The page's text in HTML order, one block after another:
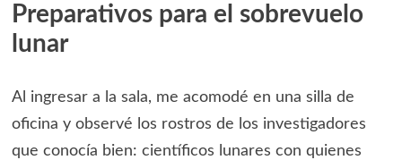
Preparativos para el sobrevuelo
lunar
Al ingresar a la sala, me acomodé en una silla de
oficina y observé los rostros de los investigadores
que conocía bien: científicos lunares con quienes